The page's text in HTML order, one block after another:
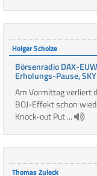
Holger Scholze
Börsenradio DAX-
Erholungs-Pause,
Am Vormittag verliert
BOJ-Effekt schon
Knock-out Put ...
Thomas Zuleck